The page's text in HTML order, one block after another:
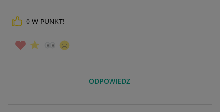
0 W PUNKT!
ODPOWIEDZ